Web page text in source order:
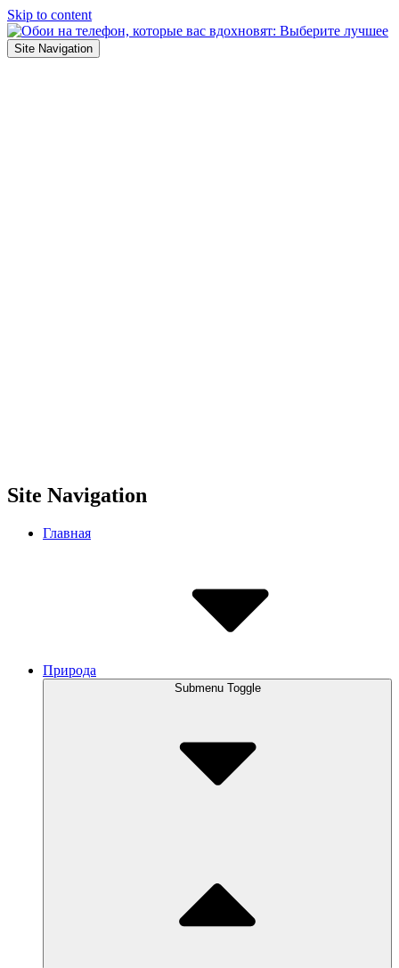
Skip to content
Site Navigation
Site Navigation
Главная
Природа
Submenu Toggle